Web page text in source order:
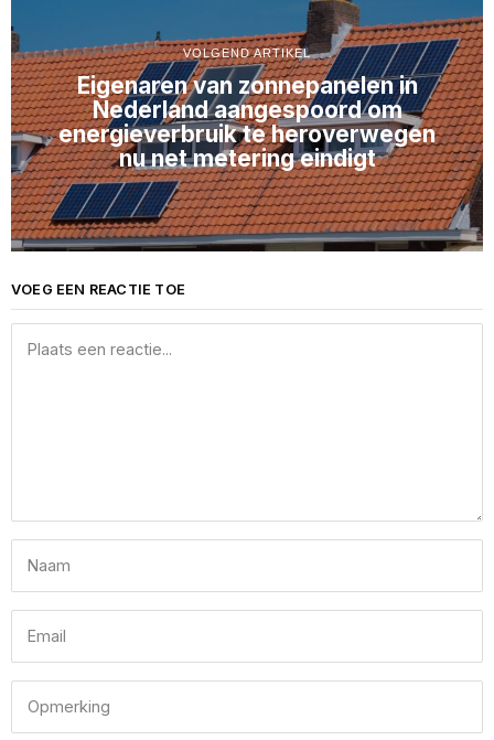
VOLGEND ARTIKEL
Eigenaren van zonnepanelen in
Nederland aangespoord om
energieverbruik te heroverwegen
nu net metering eindigt
VOEG EEN REACTIE TOE